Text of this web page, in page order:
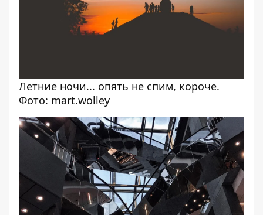
Летние ночи... опять не спим, короче.
Фото: mart.wolley